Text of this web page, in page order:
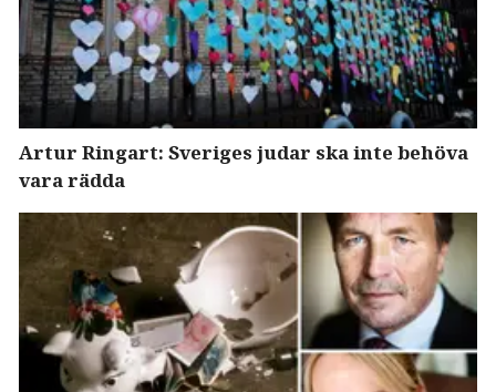
Artur Ringart: Sveriges judar ska inte behöva
vara rädda